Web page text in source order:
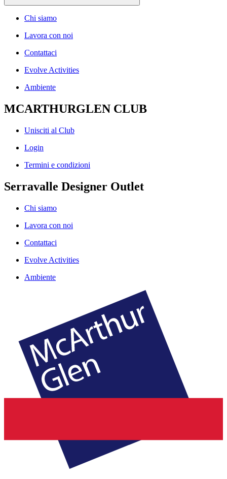
Chi siamo
Lavora con noi
Contattaci
Evolve Activities
Ambiente
MCARTHURGLEN CLUB
Unisciti al Club
Login
Termini e condizioni
Serravalle Designer Outlet
Chi siamo
Lavora con noi
Contattaci
Evolve Activities
Ambiente